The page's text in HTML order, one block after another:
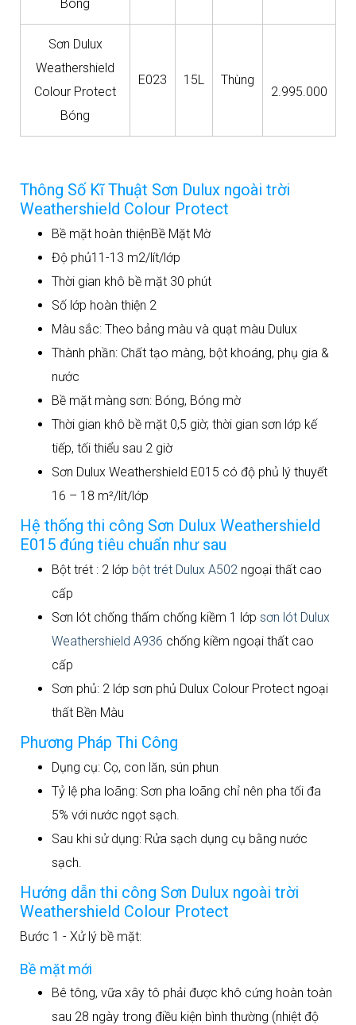
Bóng
Sơn Dulux
Weathershield
Colour Protect
Bóng
E023 15L Thùng
2.995.000
Thông Số Kĩ Thuật Sơn Dulux ngoài trời
Weathershield Colour Protect
Bề mặt hoàn thiệnBề Mặt Mờ
Độ phủ11-13 m2/lít/lớp
Thời gian khô bề mặt 30 phút
Số lớp hoàn thiện 2
Màu sắc: Theo bảng màu và quạt màu Dulux
Thành phần: Chất tạo màng, bột khoáng, phụ gia &
nước
Bề mặt màng sơn: Bóng, Bóng mờ
Thời gian khô bề mặt 0,5 giờ; thời gian sơn lớp kế
tiếp, tối thiểu sau 2 giờ
Sơn Dulux Weathershield E015 có độ phủ lý thuyết
16 – 18 m²/lít/lớp
Hệ thống thi công Sơn Dulux Weathershield
E015 đúng tiêu chuẩn như sau
Bột trét : 2 lớp bột trét Dulux A502 ngoại thất cao
cấp
Sơn lót chống thấm chống kiềm 1 lớp sơn lót Dulux
Weathershield A936 chống kiềm ngoại thất cao
cấp
Sơn phủ: 2 lớp sơn phủ Dulux Colour Protect ngoại
thất Bền Màu
Phương Pháp Thi Công
Dụng cụ: Cọ, con lăn, sún phun
Tỷ lệ pha loãng: Sơn pha loãng chỉ nên pha tối đa
5% với nước ngọt sạch.
Sau khi sử dụng: Rửa sạch dụng cụ bằng nước
sạch.
Hướng dẫn thi công Sơn Dulux ngoài trời
Weathershield Colour Protect
Bước 1 - Xử lý bề mặt:
Bề mặt mới
Bê tông, vữa xây tô phải được khô cứng hoàn toàn
sau 28 ngày trong điều kiện bình thường (nhiệt độ